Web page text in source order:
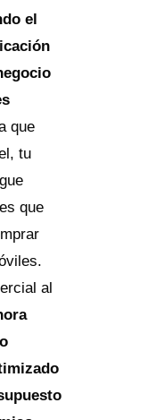
el
que
tu
que
al